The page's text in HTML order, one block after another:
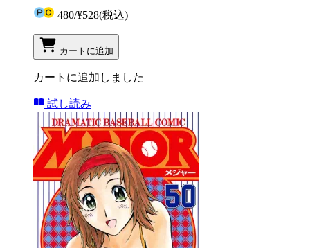
480/¥528(税込)
カートに追加
カートに追加しました
試し読み